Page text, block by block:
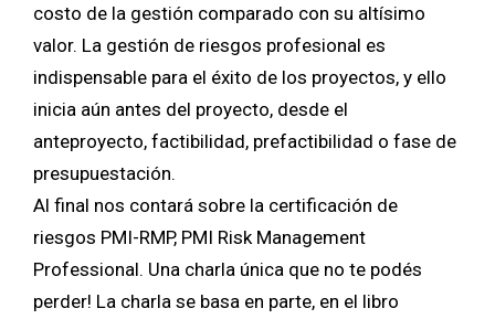
costo de la gestión comparado con su altísimo
valor. La gestión de riesgos profesional es
indispensable para el éxito de los proyectos, y ello
inicia aún antes del proyecto, desde el
anteproyecto, factibilidad, prefactibilidad o fase de
presupuestación.
Al final nos contará sobre la certificación de
riesgos PMI-RMP, PMI Risk Management
Professional. Una charla única que no te podés
perder! La charla se basa en parte, en el libro